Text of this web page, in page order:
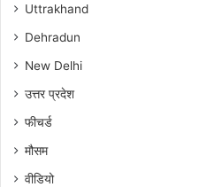
Uttrakhand
Dehradun
New Delhi
उत्तर प्रदेश
फीचर्ड
मौसम
वीडियो